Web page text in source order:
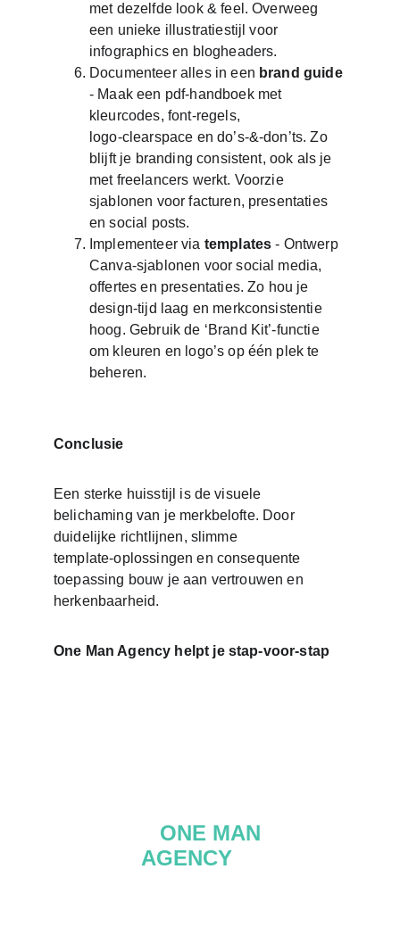
met dezelfde look & feel. Overweeg
een unieke illustratiestijl voor
infographics en blogheaders.
Documenteer alles in een brand guide
- Maak een pdf‑handboek met
kleurcodes, font‑regels,
logo‑clearspace en do’s-&‑don’ts. Zo
blijft je branding consistent, ook als je
met freelancers werkt. Voorzie
sjablonen voor facturen, presentaties
en social posts.
Implementeer via templates - Ontwerp
Canva‑sjablonen voor social media,
offertes en presentaties. Zo hou je
design‑tijd laag en merkconsistentie
hoog. Gebruik de ‘Brand Kit’‑functie
om kleuren en logo’s op één plek te
beheren.
Conclusie
Een sterke huisstijl is de visuele
belichaming van je merkbelofte. Door
duidelijke richtlijnen, slimme
template‑oplossingen en consequente
toepassing bouw je aan vertrouwen en
herkenbaarheid.
One Man Agency helpt je stap‑voor‑stap
ONE MAN
AGENCY IS